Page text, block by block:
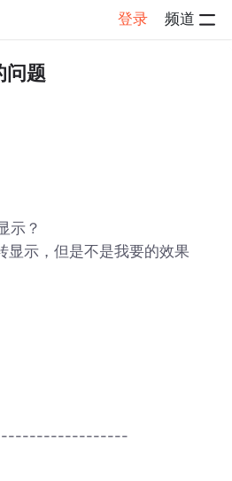
登录 频道
详情
问题
示？
显示，但是不是我要的效果